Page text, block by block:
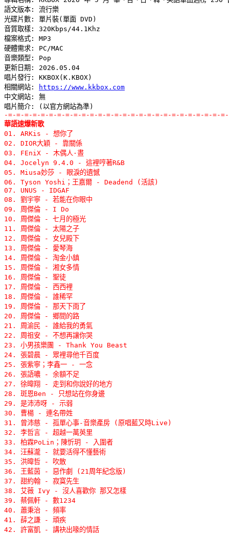
語文版本: 流行樂
光碟片數: 單片裝(單面 DVD)
音質取樣: 320Kbps/44.1Khz
檔案格式: MP3
硬體需求: PC/MAC
音樂類型: Pop
更新日期: 2026.05.04
唱片發行: KKBOX(K.KBOX)
相關網站:
https://www.kkbox.com
中文網站: 無
-=-=-=-=-=-=-=-=-=-=-=-=-=-=-=-=-=-=-=-=-=-=-=-=-=-=-
華語速爆新歌
01. ARKis - 想你了
02. DIOR大穎 - 靠關係
03. FEniX - 木偶人·晝
04. Jocelyn 9.4.0 - 這裡哼著R&B
05. Miusa妙莎 - 眼淚的遺憾
06. Tyson Yoshi；王嘉爾 - Deadend (活該)
07. UNUS - IDGAF
08. 劉宇寧 - 若能在你眼中
09. 周傑倫 - I Do
10. 周傑倫 - 七月的極光
11. 周傑倫 - 太陽之子
12. 周傑倫 - 女兒殿下
13. 周傑倫 - 愛琴海
14. 周傑倫 - 淘金小鎮
15. 周傑倫 - 湘女多情
16. 周傑倫 - 聖徒
17. 周傑倫 - 西西裡
18. 周傑倫 - 誰稀罕
19. 周傑倫 - 那天下雨了
20. 周傑倫 - 鄉間的路
21. 周渝民 - 誰給我的勇氣
22. 周祖安 - 不想再讓你哭
23. 小男孩樂團 - Thank You Beast
24. 張碧晨 - 眾裡尋他千百度
25. 張紫寧；李鑫一 - 一念
26. 張語噥 - 余額不足
27. 徐暐翔 - 走到和你說好的地方
28. 斑恩Ben - 只想站在你身邊
29. 是沛沛呀 - 示弱
30. 曹楊 - 連名帶姓
31. 曾沛慈 - 孤單心事-音樂產房 (原唱藍又時Live)
32. 李哲言 - 超越一萬英里
33. 柏霖PoLin；陳忻玥 - 入圍者
34. 汪蘇瀧 - 就要活得不懂藝術
35. 洪暐哲 - 吹散
36. 王藍茵 - 惡作劇 (21周年紀念版)
37. 甜約翰 - 寂寞先生
38. 艾薇 Ivy - 沒人喜歡你 那又怎樣
39. 蔡佩軒 - 數1234
40. 蕭秉治 - 頻率
41. 薛之謙 - 頑疾
42. 許富凱 - 講袂出喙的情話